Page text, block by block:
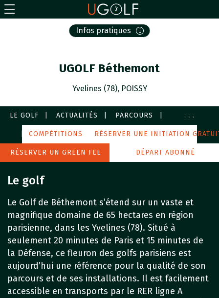
Infos pratiques
UGOLF Béthemont
Yvelines (78), POISSY
LE GOLF ACTUALITÉS PARCOURS
COURS SERVICES IMAGES
PARTENAIRES AUTOUR DE MOI
...
COMPÉTITIONS RÉSERVER UNE INITIATION
RÉSERVER UN GREEN FEE DÉPART ABONNÉ
Le golf
Le Golf de Béthemont s’étend sur un vaste et
magnifique domaine de 65 hectares en région
parisienne, dans les Yvelines (78). Situé à
seulement 20 minutes de Paris et 15 minutes de
la Défense, ce fleuron des golfs parisiens est
aujourd’hui une référence pour la qualité de son
parcours et de ses installations. Il est facilement
accessible en transports par le RER ligne A